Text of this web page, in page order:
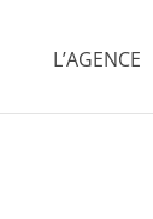
L’AGENCE